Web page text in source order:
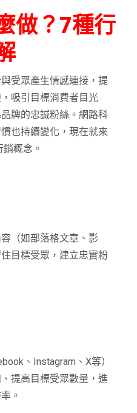
做？7種行
受眾產生情感連接，提
吸引目標消費者目光
牌的忠誠粉絲。網路科
也持續變化，現在就來
概念。
（如部落格文章、影
目標受眾，建立忠實粉
、Instagram、X等）
提高目標受眾數量，進
。